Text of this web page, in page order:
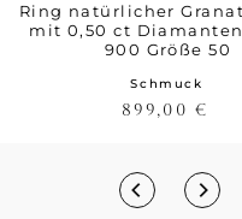
Schmuck
Ring natürlicher Granat
mit 0,50 ct
900 Größe 50
899,00 €